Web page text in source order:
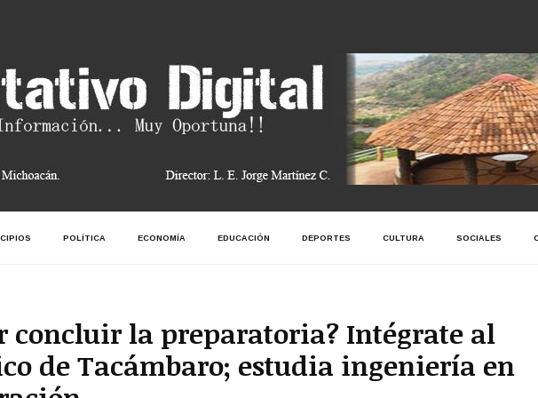
POLÍTICA ECONOMÍA EDUCACIÓN DEPORTES CULTURA SOCIALES
concluir la preparatoria? Intégrate al
de Tacámbaro; estudia ingeniería en